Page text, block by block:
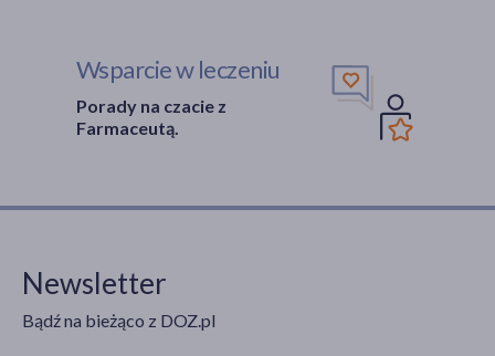
Wsparcie w leczeniu
Porady na czacie z
Farmaceutą.
Newsletter
Bądź na bieżąco z DOZ.pl